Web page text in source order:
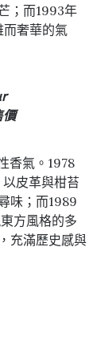
；而1993年
奢華的氣
價
香氣。1978
皮革與柑苔
味；而1989
方風格的多
充滿歷史感與